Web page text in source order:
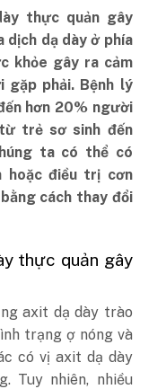
thực quản gây
dịch dạ dày ở phía
khỏe gây ra cảm
gặp phải. Bệnh lý
hơn 20% người
trẻ sơ sinh đến
ta có thể có
hoặc điều trị cơn
cách thay đổi
thực quản gây
axit dạ dày trào
trạng ợ nóng và
có vị axit dạ dày
Tuy nhiên, nhiều